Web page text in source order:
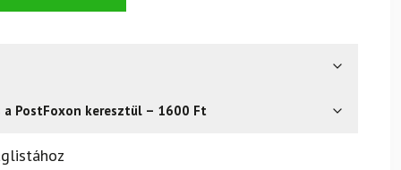
a PostFoxon keresztül – 1600 Ft
gond – a terméket egyszerűen visszaküldheti 14